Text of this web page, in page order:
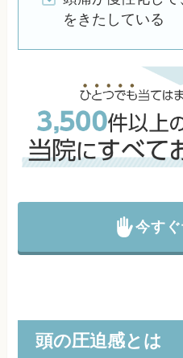
をきたしている
今す
頭の圧迫感とは